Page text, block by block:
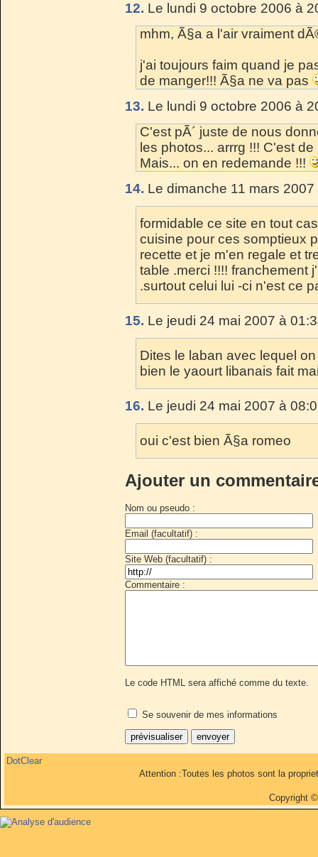
12. Le lundi 9 octobre 2006 à
mhm, Ã§a a l'air vraiment
j'ai toujours faim quand je
de manger!!! Ã§a ne va pas
13. Le lundi 9 octobre 2006 à
C'est pÃ´ juste de nous
les photos... arrrg !!! C'est de
Mais... on en redemande !!!
14. Le dimanche 11 mars
formidable ce site en tout
cuisine pour ces somptieux
recette et je m'en regale et
table .merci !!!! franchement
.surtout celui lui -ci n'est ce
15. Le jeudi 24 mai 2007 à
Dites le laban avec lequel
bien le yaourt libanais fait
16. Le jeudi 24 mai 2007 à
oui c'est bien Ã§a romeo
Ajouter un
Nom ou pseudo :
Email (facultatif) :
Site Web (facultatif) :
Commentaire :
Le code HTML sera affiché comme du texte.
Se souvenir de mes informations
DotClear
Attention :Toutes les photos sont la
Copyright